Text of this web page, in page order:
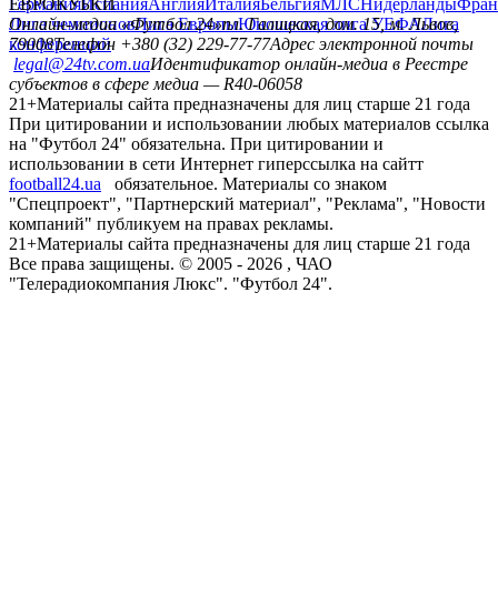
ГерманияИспанияАнглияИталияБельгияМЛСНидерланды
ЕВРОКУБКИ
Лига чемпионовЛига ЕвропыЮношеская лига УЕФАЛига
конференций
Онлайн-медиа «Футбол 24»пл. Галицкая, дом. 15, м. Львов,
79008Телефон +380 (32) 229-77-77Адрес электронной почты
legal@24tv.com.uaИдентификатор онлайн-медиа в Реестре
субъектов в сфере медиа — R40-06058
21+Материалы сайта предназначены для лиц старше 21 года
При цитировании и использовании любых материалов ссылка
на "Футбол 24" обязательна. При цитировании и
использовании в сети Интернет гиперссылка на сайтт
football24.ua
обязательное. Материалы со знаком
"Спецпроект", "Партнерский материал", "Реклама", "Новости
компаний" публикуем на правах рекламы.
21+Материалы сайта предназначены для лиц старше 21 года
Все права защищены. © 2005 - 2026 , ЧАО
"Телерадиокомпания Люкс". "Футбол 24".